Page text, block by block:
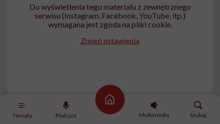
Tematy Podcast
Strona główna
Multimedia
Szukaj
Do wyświetlenia tego materiału z zewnętrznego
serwisu (Instagram, Facebook, YouTube, itp.)
wymagana jest zgoda na pliki cookie.
Zmień ustawienia
W tańcu nie ma barier?